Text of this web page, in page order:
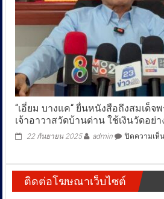
“เอี่ยม บางแค“ ยื่นหนังสือถึงสมเด็
เจ้าอาวาสวัดบ้านด่าน ใช้เงินวัดอย่า
22 กันยายน 2025 admin ปิดความเห็น
ติดต่อโฆษณาเว็บไซต์